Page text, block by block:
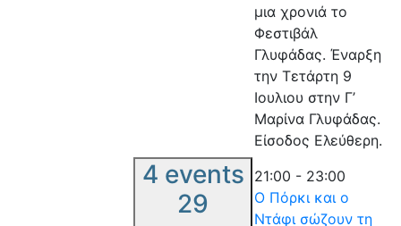
4 events
29
μια χρονιά το
Φεστιβάλ
Γλυφάδας. Έναρξη
την Τετάρτη 9
Ιουλιου στην Γ’
Μαρίνα Γλυφάδας.
Είσοδος Ελεύθερη.
21:00 - 23:00
Ο Πόρκι και ο
Ντάφι σώζουν τη